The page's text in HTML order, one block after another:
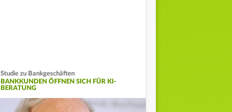
Studie zu Bankgeschäften
BANKKUNDEN ÖFFNEN SICH FÜR KI-
BERATUNG